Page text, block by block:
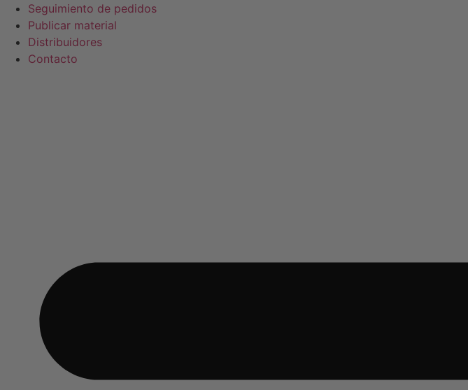
contenido
Seguimiento de pedidos
Publicar material
Distribuidores
Contacto